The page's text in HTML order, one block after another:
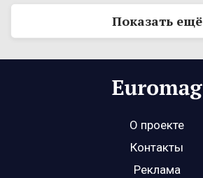
Показать ещё
О проекте
Контакты
Реклама